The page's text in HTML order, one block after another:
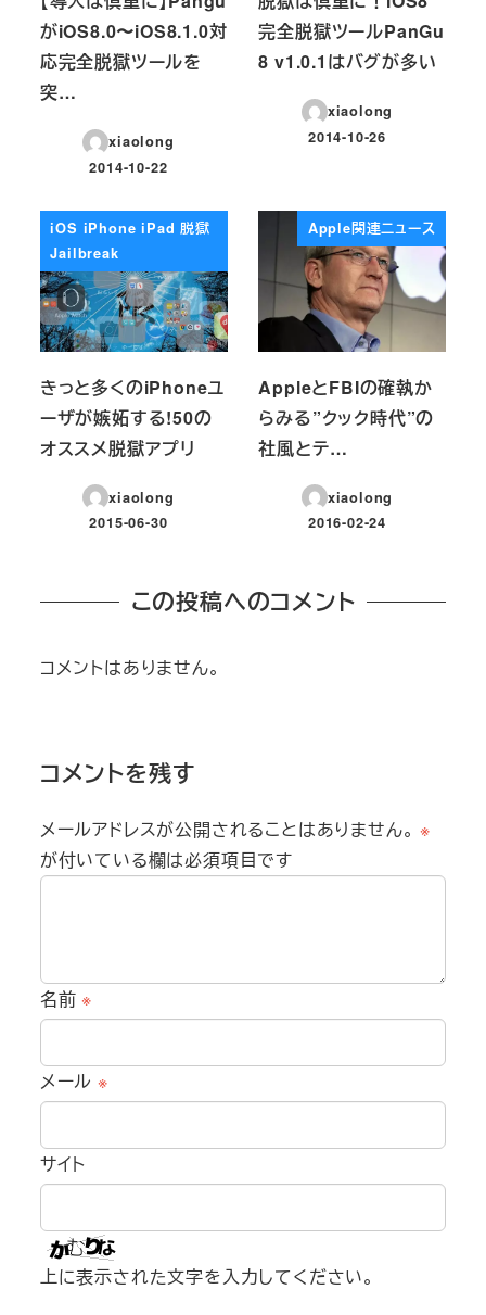
がiOS8.0〜iOS8.1.0対
応完全脱獄ツールを
突…
xiaolong
投稿日
2014-10-22
完全脱獄ツールPanGu
8 v1.0.1はバグが多い
xiaolong
投稿日
2014-10-26
iOS iPhone iPad 脱獄
Jailbreak
きっと多くのiPhoneユ
ーザが嫉妬する!50の
オススメ脱獄アプリ
xiaolong
投稿日
2015-06-30
Apple関連ニュース
AppleとFBIの確執か
らみる”クック時代”の
社風とテ…
xiaolong
投稿日
2016-02-24
この投稿へのコメント
コメントはありません。
コメントを残す
メールアドレスが公開されることはありません。 ※
が付いている欄は必須項目です
名前※
メール ※
サイト
上に表示された文字を入力してください。